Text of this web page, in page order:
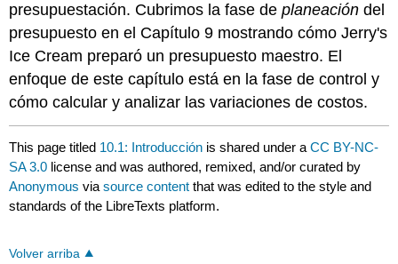
presupuestación. Cubrimos la fase deplaneación del
presupuesto en el Capítulo 9 mostrando cómo Jerry's
Ice Cream preparó un presupuesto maestro. El
enfoque de este capítulo está en la fase de control y
cómo calcular y analizar las variaciones de costos.
This page titled 10.1: Introducción is shared under aCC BY-NC-
SA 3.0 license and was authored, remixed, and/or curated by
Anonymous viasource content that was edited to the style and
standards of the LibreTexts platform.
Volver arriba